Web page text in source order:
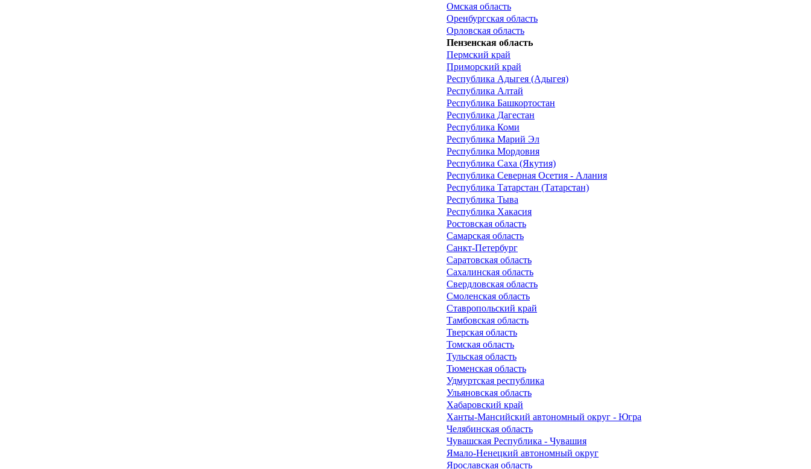
Омская область
Оренбургская область
Орловская область
Пензенская область
Пермский край
Приморский край
Республика Адыгея (Адыгея)
Республика Алтай
Республика Башкортостан
Республика Дагестан
Республика Коми
Республика Марий Эл
Республика Мордовия
Республика Саха (Якутия)
Республика Северная Осетия - Алания
Республика Татарстан (Татарстан)
Республика Тыва
Республика Хакасия
Ростовская область
Самарская область
Санкт-Петербург
Саратовская область
Сахалинская область
Свердловская область
Смоленская область
Ставропольский край
Тамбовская область
Тверская область
Томская область
Тульская область
Тюменская область
Удмуртская республика
Ульяновская область
Хабаровский край
Ханты-Мансийский автономный округ - Югра
Челябинская область
Чувашская Республика - Чувашия
Ямало-Ненецкий автономный округ
Ярославская область